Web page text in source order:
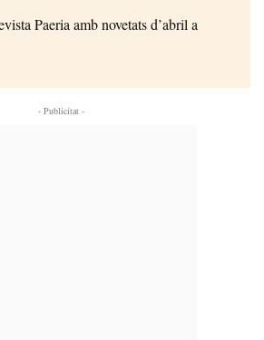
Paeria amb novetats d’abril a
- Publicitat -